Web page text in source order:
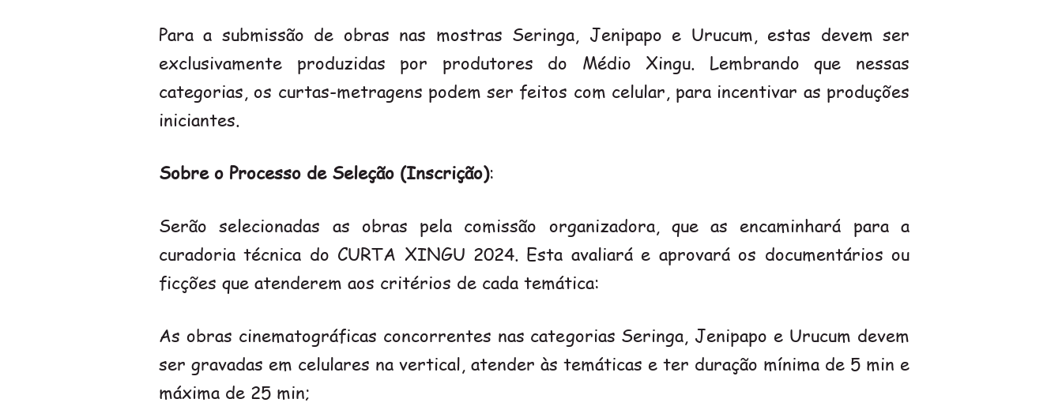
Para a submissão de obras nas mostras Seringa, Jenipapo e Urucum, estas devem ser
exclusivamente produzidas por produtores do Médio Xingu. Lembrando que nessas
categorias, os curtas-metragens podem ser feitos com celular, para incentivar as produções
iniciantes.
Sobre o Processo de Seleção (Inscrição):
Serão selecionadas as obras pela comissão organizadora, que as encaminhará para a
curadoria técnica do CURTA XINGU 2024. Esta avaliará e aprovará os documentários ou
ficções que atenderem aos critérios de cada temática:
As obras cinematográficas concorrentes nas categorias Seringa, Jenipapo e Urucum devem
ser gravadas em celulares na vertical, atender às temáticas e ter duração mínima de 5 min e
máxima de 25 min;